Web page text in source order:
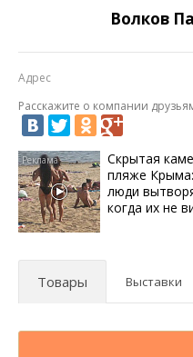
Волков
Адрес
Расскажите о компании
Скрытая
пляже
люди
когда их не
Товары Выставки